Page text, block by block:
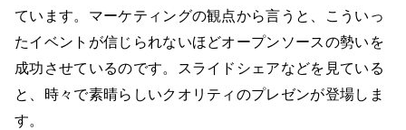
ています。マーケティングの観点から言うと、こういっ
たイベントが信じられないほどオープンソースの勢いを
成功させているのです。スライドシェアなどを見ている
と、時々で素晴らしいクオリティのプレゼンが登場しま
す。